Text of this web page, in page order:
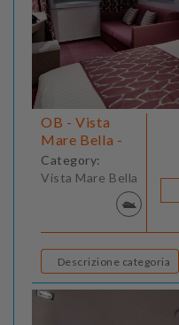
OB - Vista
Mare Bella -
Category:
Vista Mare Bella
Descrizione categoria